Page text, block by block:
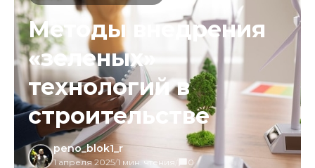
Методы внедрения
«зеленых»
технологий в
строительстве
peno_blok1_r
1 апреля 2025/1 мин. чтения 0